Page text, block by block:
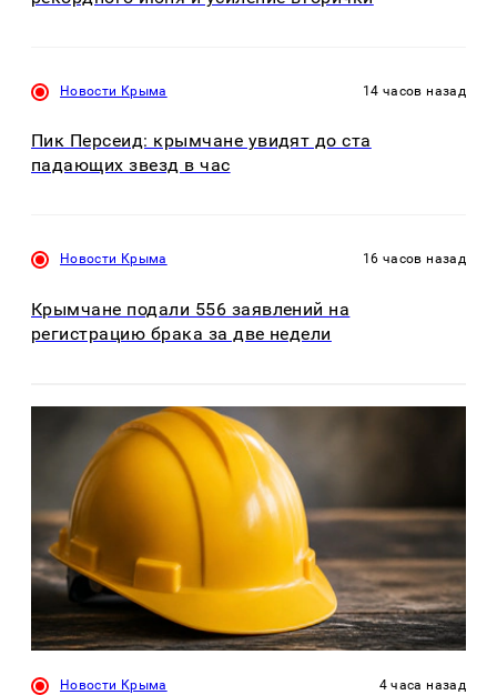
Новости Крыма 14 часов назад
Пик Персеид: крымчане увидят до ста
падающих звезд в час
Новости Крыма 16 часов назад
Крымчане подали 556 заявлений на
регистрацию брака за две недели
Новости Крыма 4 часа назад